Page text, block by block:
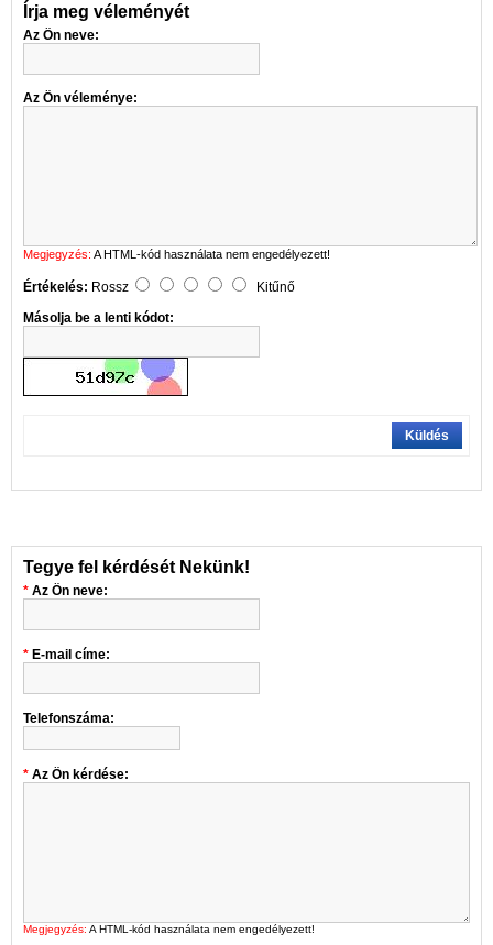
Írja meg véleményét
Az Ön neve:
Az Ön véleménye:
Megjegyzés: A HTML-kód használata nem engedélyezett!
Értékelés: Rossz
Kitűnő
Másolja be a lenti kódot:
Küldés
Tegye fel kérdését Nekünk!
Az Ön neve:
E-mail címe:
Telefonszáma:
Az Ön kérdése:
Megjegyzés: A HTML-kód használata nem engedélyezett!